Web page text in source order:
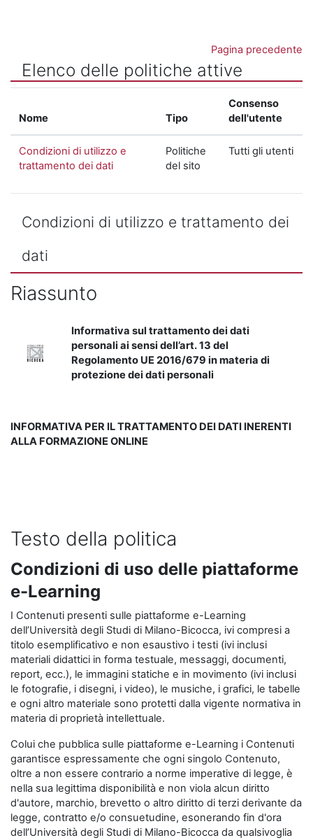
Pagina precedente
Elenco delle politiche attive
Nome Tipo
Consenso
dell'utente
Condizioni di utilizzo e
trattamento dei dati
Politiche
del sito
Tutti gli utenti
Condizioni di utilizzo e trattamento dei
dati
Riassunto
Informativa sul trattamento dei dati
personali ai sensi dell’art. 13 del
Regolamento UE 2016/679 in materia di
protezione dei dati personali
INFORMATIVA PER IL TRATTAMENTO DEI DATI INERENTI
ALLA FORMAZIONE ONLINE
Testo della politica
Condizioni di uso delle piattaforme
e-Learning
I Contenuti presenti sulle piattaforme e-Learning
dell’Università degli Studi di Milano-Bicocca, ivi compresi a
titolo esemplificativo e non esaustivo i testi (ivi inclusi
materiali didattici in forma testuale, messaggi, documenti,
report, ecc.), le immagini statiche e in movimento (ivi inclusi
le fotografie, i disegni, i video), le musiche, i grafici, le tabelle
e ogni altro materiale sono protetti dalla vigente normativa in
materia di proprietà intellettuale.
Colui che pubblica sulle piattaforme e-Learning i Contenuti
garantisce espressamente che ogni singolo Contenuto,
oltre a non essere contrario a norme imperative di legge, è
nella sua legittima disponibilità e non viola alcun diritto
d'autore, marchio, brevetto o altro diritto di terzi derivante da
legge, contratto e/o consuetudine, esonerando fin d'ora
dell’Università degli Studi di Milano-Bicocca da qualsivoglia